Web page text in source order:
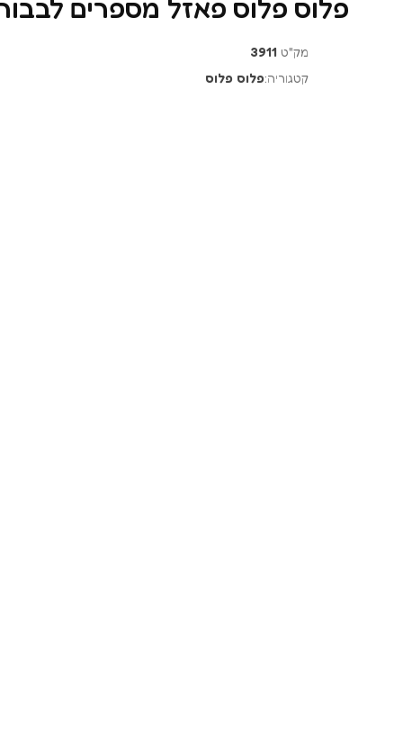
פלוס פלוס פאזל מספרים לבבות 250
מק"ט 3911
קטגוריה:פלוס פלוס